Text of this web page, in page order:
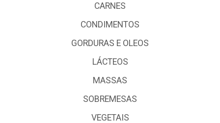
CARNES
CONDIMENTOS
GORDURAS E OLEOS
LÁCTEOS
MASSAS
SOBREMESAS
VEGETAIS